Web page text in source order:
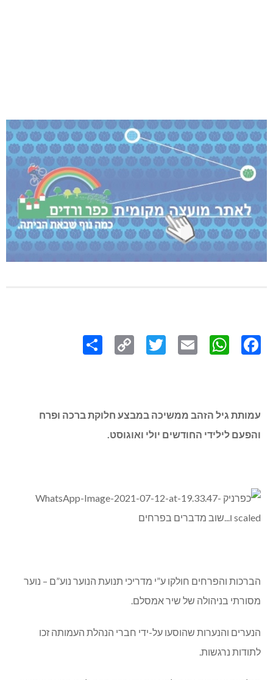
Facebook
WhatsApp
Email
Twitter
Copy
Link
עמותת גיל הזהב ממשיכה במבצע חלוקת ברכה ופרח
הברכות והפרחים חולקו ע”י מדריכי תנועת הנוער נוע”ם – נוער
הנערים והנערות שהוסעו על-ידי חברי הנהלת העמותה זכו